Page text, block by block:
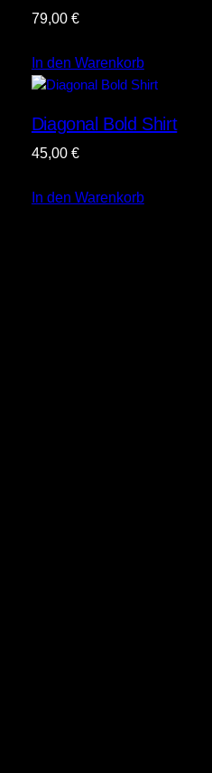
79,00 €
In den Warenkorb
Diagonal Bold Shirt
45,00 €
In den Warenkorb